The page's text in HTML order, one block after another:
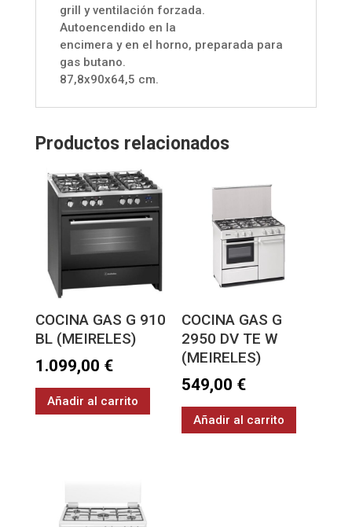
grill y ventilación forzada.
Autoencendido en la
encimera y en el horno, preparada para
gas butano.
87,8x90x64,5 cm.
Productos relacionados
COCINA GAS G 910
BL (MEIRELES)
1.099,00 €
Añadir al carrito
COCINA GAS G
2950 DV TE W
(MEIRELES)
549,00 €
Añadir al carrito